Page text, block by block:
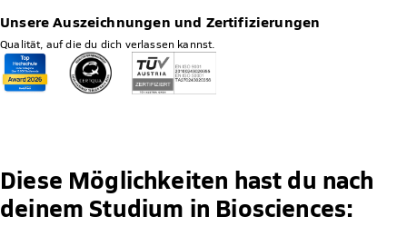
Unsere Auszeichnungen und Zertifizierungen
Qualität, auf die du dich verlassen kannst.
Diese Möglichkeiten hast du nach
deinem Studium in Biosciences: